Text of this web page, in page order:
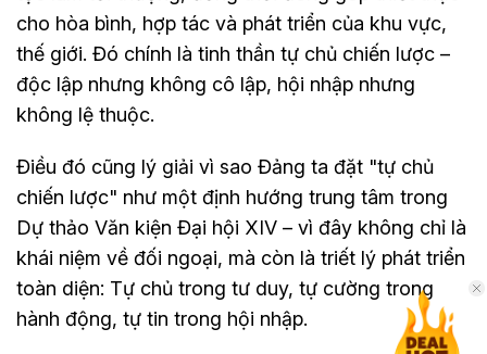
cho hòa bình, hợp tác và phát triển của khu vực,
thế giới. Đó chính là tinh thần tự chủ chiến lược –
độc lập nhưng không cô lập, hội nhập nhưng
không lệ thuộc.
Điều đó cũng lý giải vì sao Đảng ta đặt "tự chủ
chiến lược" như một định hướng trung tâm trong
Dự thảo Văn kiện Đại hội XIV – vì đây không chỉ là
khái niệm về đối ngoại, mà còn là triết lý phát triển
toàn diện: Tự chủ trong tư duy, tự cường trong
hành động, tự tin trong hội nhập.